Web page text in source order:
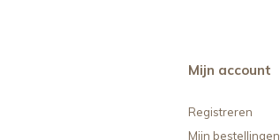
Mijn account
Registreren
Mijn bestellingen